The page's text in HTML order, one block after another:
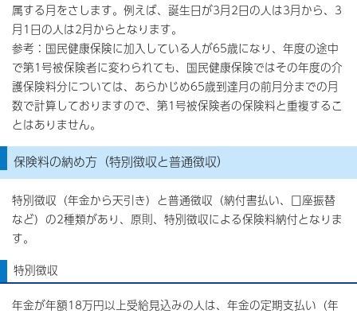
属する月をさします。例えば、誕生日が3月2日の人は3月から、3
月1日の人は2月からとなります。
参考：国民健康保険に加入している人が65歳になり、年度の途中
で第1号被保険者に変わられても、国民健康保険ではその年度の介
護保険料分については、あらかじめ65歳到達月の前月分までの月
数で計算しておりますので、第1号被保険者の保険料と重複するこ
とはありません。
保険料の納め方（特別徴収と普通徴収）
特別徴収（年金から天引き）と普通徴収（納付書払い、口座振替
など）の2種類があり、原則、特別徴収による保険料納付となりま
す。
特別徴収
年金が年額18万円以上受給見込みの人は、年金の定期支払い（年